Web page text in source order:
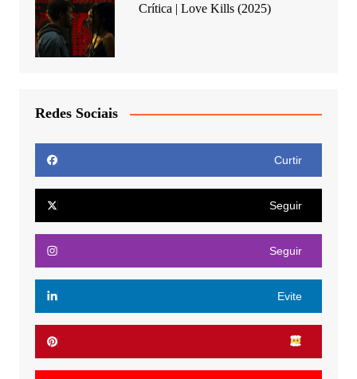
Crítica | Love Kills (2025)
Redes Sociais
Curtir
Seguir
Seguir
Evite